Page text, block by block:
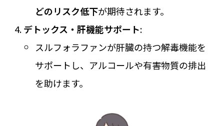
どのリスク低下が期待されます。
デトックス・肝機能サポート:
スルフォラファンが肝臓の持つ解毒機能を
サポートし、アルコールや有害物質の排出
を助けます。